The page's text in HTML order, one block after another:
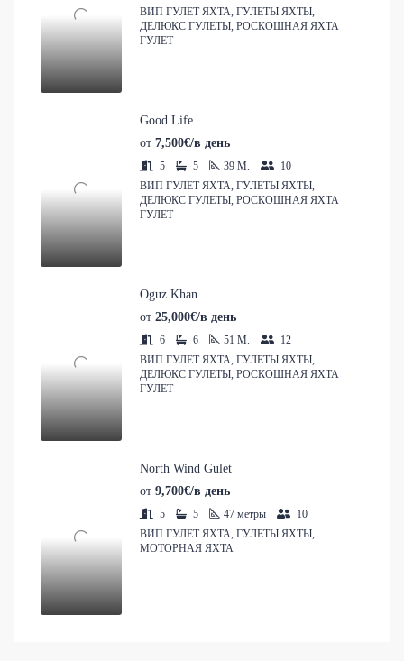
ВИП ГУЛЕТ ЯХТА, ГУЛЕТЫ ЯХТЫ,
ДЕЛЮКС ГУЛЕТЫ, РОСКОШНАЯ ЯХТА
ГУЛЕТ
Good Life
от 7,500€/в день
5 5 39 M.
10
ВИП ГУЛЕТ ЯХТА, ГУЛЕТЫ ЯХТЫ,
ДЕЛЮКС ГУЛЕТЫ, РОСКОШНАЯ ЯХТА
ГУЛЕТ
Oguz Khan
от 25,000€/в день
6 6 51 M.
12
ВИП ГУЛЕТ ЯХТА, ГУЛЕТЫ ЯХТЫ,
ДЕЛЮКС ГУЛЕТЫ, РОСКОШНАЯ ЯХТА
ГУЛЕТ
North Wind Gulet
от 9,700€/в день
5 5 47 метры
10
ВИП ГУЛЕТ ЯХТА, ГУЛЕТЫ ЯХТЫ,
МОТОРНАЯ ЯХТА